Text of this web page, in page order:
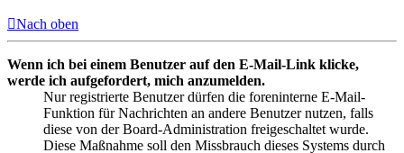
Nach oben
Wenn ich bei einem Benutzer auf den E-Mail-Link klicke,
werde ich aufgefordert, mich anzumelden.
Nur registrierte Benutzer dürfen die foreninterne E-Mail-
Funktion für Nachrichten an andere Benutzer nutzen, falls
diese von der Board-Administration freigeschaltet wurde.
Diese Maßnahme soll den Missbrauch dieses Systems durch